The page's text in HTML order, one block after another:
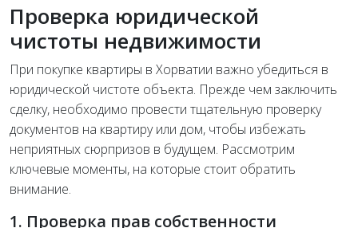
Проверка юридической
чистоты недвижимости
При покупке квартиры в Хорватии важно убедиться в
юридической чистоте объекта. Прежде чем заключить
сделку, необходимо провести тщательную проверку
документов на квартиру или дом, чтобы избежать
неприятных сюрпризов в будущем. Рассмотрим
ключевые моменты, на которые стоит обратить
внимание.
1. Проверка прав собственности